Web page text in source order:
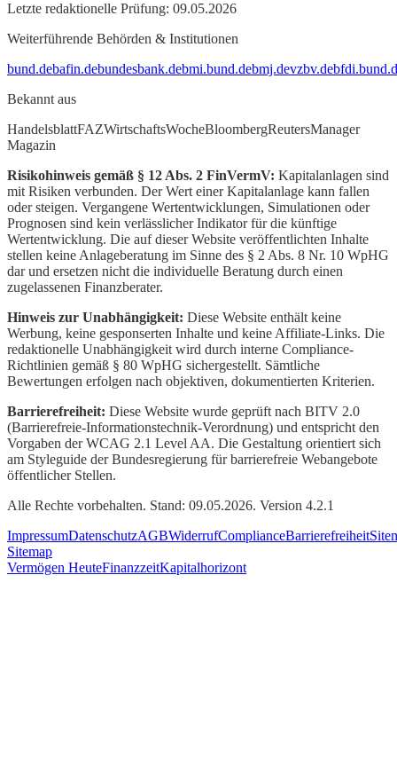
Letzte redaktionelle Prüfung: 09.05.2026
Weiterführende Behörden & Institutionen
bund.debafin.debundesbank.debmi.bund.debmj.devzbv.de
Bekannt aus
HandelsblattFAZWirtschaftsWocheBloombergReutersManager
Magazin
Risikohinweis gemäß § 12 Abs. 2 FinVermV: Kapitalanlagen sind
mit Risiken verbunden. Der Wert einer Kapitalanlage kann fallen
oder steigen. Vergangene Wertentwicklungen, Simulationen oder
Prognosen sind kein verlässlicher Indikator für die künftige
Wertentwicklung. Die auf dieser Website veröffentlichten Inhalte
stellen keine Anlageberatung im Sinne des § 2 Abs. 8 Nr. 10 WpHG
dar und ersetzen nicht die individuelle Beratung durch einen
zugelassenen Finanzberater.
Hinweis zur Unabhängigkeit: Diese Website enthält keine
Werbung, keine gesponserten Inhalte und keine Affiliate-Links. Die
redaktionelle Unabhängigkeit wird durch interne Compliance-
Richtlinien gemäß § 80 WpHG sichergestellt. Sämtliche
Bewertungen erfolgen nach objektiven, dokumentierten Kriterien.
Barrierefreiheit: Diese Website wurde geprüft nach BITV 2.0
(Barrierefreie-Informationstechnik-Verordnung) und entspricht den
Vorgaben der WCAG 2.1 Level AA. Die Gestaltung orientiert sich
am Styleguide der Bundesregierung für barrierefreie Webangebote
öffentlicher Stellen.
Alle Rechte vorbehalten. Stand: 09.05.2026. Version 4.2.1
ImpressumDatenschutzAGBWiderrufComplianceBarrierefreiheit
Sitemap
Vermögen HeuteFinanzzeitKapitalhorizont